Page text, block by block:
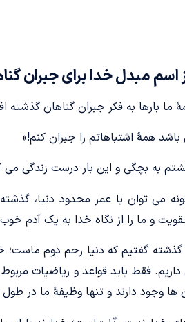
اسم مبدل خدا برای جبران
بارها به فکر جبران گناهان گذشته
همۀ اشتباهاتم را جبران کنم!»
به بچگی و این بار درست زندگی می
می توان با عمر محدود دنیا،
و ما را از نگاه خدا به یک آدم
گفتیم که دنیا رحم دوم ماست؛
فقط باید قواعد و ریاضیات
ها وجود دارند و تنها وظیفۀ ما در